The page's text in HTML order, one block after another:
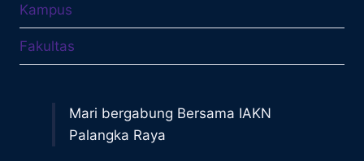
Kampus
Fakultas
Mari bergabung Bersama IAKN
Palangka Raya